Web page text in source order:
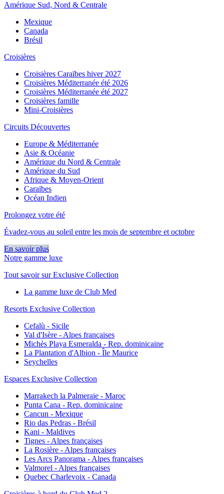
Amérique Sud, Nord & Centrale
Mexique
Canada
Brésil
Croisières
Croisières Caraïbes hiver 2027
Croisières Méditerranée été 2026
Croisières Méditerranée été 2027
Croisières famille
Mini-Croisières
Circuits Découvertes
Europe & Méditerranée
Asie & Océanie
Amérique du Nord & Centrale
Amérique du Sud
Afrique & Moyen-Orient
Caraïbes
Océan Indien
Prolongez votre été
Évadez-vous au soleil entre les mois de septembre et octobre
En savoir plus
Notre gamme luxe
Tout savoir sur Exclusive Collection
La gamme luxe de Club Med
Resorts Exclusive Collection
Cefalù - Sicile
Val d'Isère - Alpes françaises
Michès Playa Esmeralda - Rep. dominicaine
La Plantation d'Albion - Île Maurice
Seychelles
Espaces Exclusive Collection
Marrakech la Palmeraie - Maroc
Punta Cana - Rep. dominicaine
Cancun - Mexique
Rio das Pedras - Brésil
Kani - Maldives
Tignes - Alpes françaises
La Rosière - Alpes françaises
Les Arcs Panorama - Alpes françaises
Valmorel - Alpes françaises
Quebec Charlevoix - Canada